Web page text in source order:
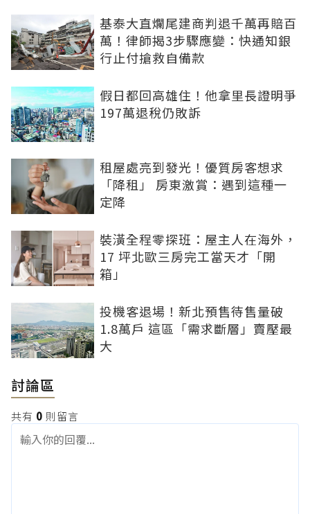
基泰大直爛尾建商判退千萬再賠百
萬！律師揭3步驟應變：快通知銀
行止付搶救自備款
假日都回高雄住！他拿里長證明爭
197萬退稅仍敗訴
租屋處亮到發光！優質房客想求
「降租」 房東激賞：遇到這種一
定降
裝潢全程零探班：屋主人在海外，
17 坪北歐三房完工當天才「開
箱」
投機客退場！新北預售待售量破
1.8萬戶 這區「需求斷層」賣壓最
大
討論區
共有 0 則留言